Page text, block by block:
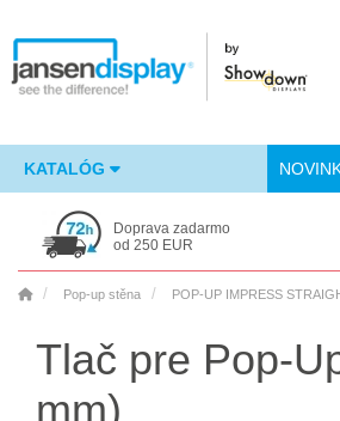
KATALÓG
Doprava zadarmo
od 250 EUR
Pop-up stěna POP-UP IMPRESS
Tlač pre Pop-
mm)